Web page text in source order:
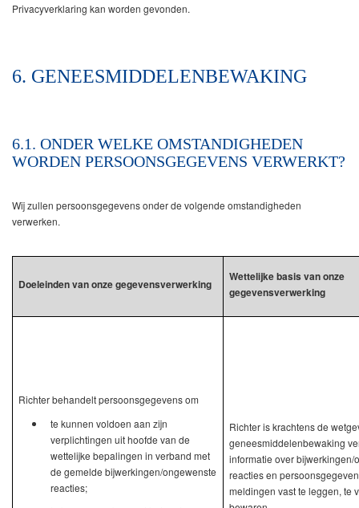
Privacyverklaring kan worden gevonden.
6. GENEESMIDDELENBEWAKING
6.1. ONDER WELKE OMSTANDIGHEDEN
WORDEN PERSOONSGEGEVENS VERWERKT?
Wij zullen persoonsgegevens onder de volgende omstandigheden
verwerken.
Doeleinden van onze gegevensverwerking
Wettelijke basis van onze
gegevensverwerking
Richter behandelt persoonsgegevens om
te kunnen voldoen aan zijn
verplichtingen uit hoofde van de
wettelijke bepalingen in verband met
de gemelde bijwerkingen/ongewenste
reacties;
Richter is krachtens de
geneesmiddelenbewaking
informatie over bijwerkingen/
reacties en
meldingen vast te leggen, te